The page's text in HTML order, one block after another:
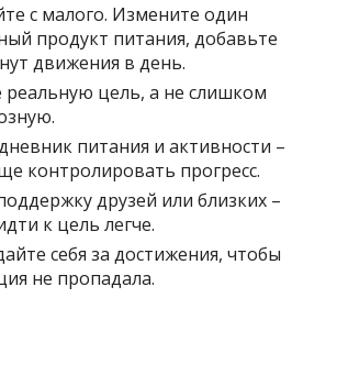
с малого. Измените один
продукт питания, добавьте
движения в день.
реальную цель, а не слишком
питания и активности –
контролировать прогресс.
друзей или близких –
к цель легче.
себя за достижения, чтобы
не пропадала.